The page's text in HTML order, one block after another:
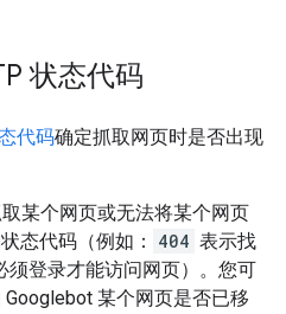
状态代码
代码确定抓取网页时是否出现
某个网页或无法将某个网页
态代码（例如：
404 表示找
须登录才能访问网页）。您可
某个网页是否已移